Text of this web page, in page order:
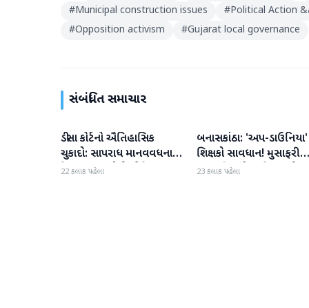
#Municipal construction issues #Political Action
#Opposition activism #Gujarat local governance
સંબંધિત સમાચાર
બનાસકાંઠા
ડીસા કોર્ટનો ઐતિહાસિક
ચુકાદો: સાપરાધ માનવવધના
કેસમાં ૩ આરોપીઓને ૧૦
22 કલાક પહેલા
બનાસકાંઠા
બનાસકાંઠા: 'અપ-ડાઉનિયા'
શિક્ષકો સાવધાન! મુસાફરી
કરતા શિક્ષકો સામે તવાઈ હાથ
23 કલાક પહેલા